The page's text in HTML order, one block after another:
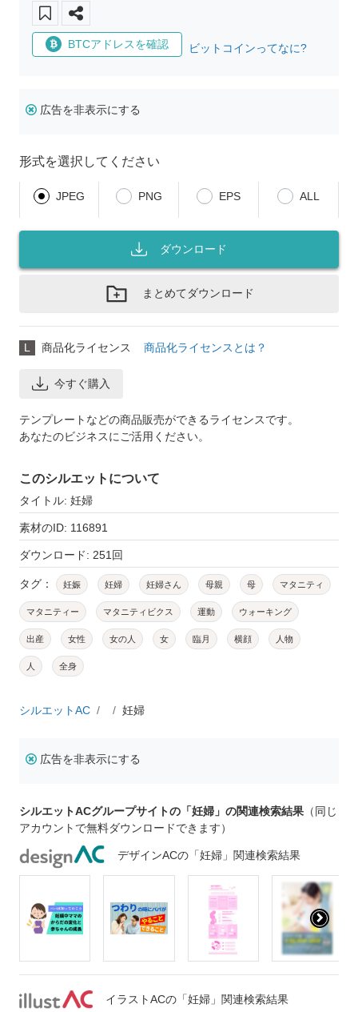
BTCアドレスを確認 ビットコインってなに?
広告を非表示にする
形式を選択してください
JPEG PNG EPS ALL
ダウンロード
まとめてダウンロード
L 商品化ライセンス 商品化ライセンスとは？
今すぐ購入
テンプレートなどの商品販売ができるライセンスです。
あなたのビジネスにご活用ください。
このシルエットについて
タイトル: 妊婦
素材のID: 116891
ダウンロード: 251回
タグ： 妊娠 妊婦 妊婦さん 母親 母 マタニティ
マタニティー マタニティビクス 運動 ウォーキング
出産 女性 女の人 女 臨月 横顔 人物
人 全身
シルエットAC 妊婦
広告を非表示にする
シルエットACグループサイトの「妊婦」の関連検索結果 （同じ
アカウントで無料ダウンロードできます）
デザインACの「妊婦」関連検索結果
イラストACの「妊婦」関連検索結果